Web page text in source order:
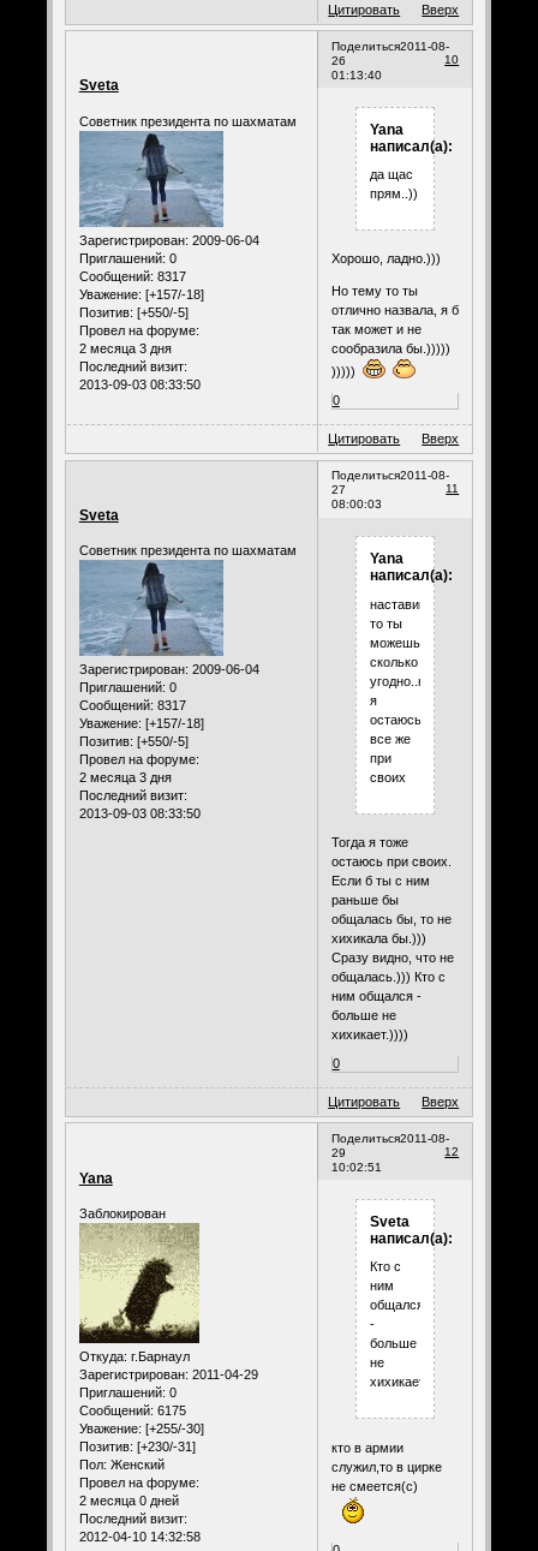
Цитировать Вверх
Поделиться
10
2011-08-
26
01:13:40
Sveta
Советник президента по шахматам
Зарегистрирован: 2009-06-04
Приглашений: 0
Сообщений: 8317
Уважение: [+157/-18]
Позитив: [+550/-5]
Провел на форуме:
2 месяца 3 дня
Последний визит:
2013-09-03 08:33:50
Yana
написал(а):
да щас
прям..))
Хорошо, ладно.)))
Но тему то ты
отлично назвала, я б
так может и не
сообразила бы.)))))
)))))
0
Цитировать Вверх
Поделиться
11
2011-08-
27
08:00:03
Sveta
Советник президента по шахматам
Зарегистрирован: 2009-06-04
Приглашений: 0
Сообщений: 8317
Уважение: [+157/-18]
Позитив: [+550/-5]
Провел на форуме:
2 месяца 3 дня
Последний визит:
2013-09-03 08:33:50
Yana
написал(а):
наставивать
то ты
можешь
сколько
угодно..но
я
остаюсь
все же
при
своих
Тогда я тоже
остаюсь при своих.
Если б ты с ним
раньше бы
общалась бы, то не
хихикала бы.)))
Сразу видно, что не
общалась.))) Кто с
ним общался -
больше не
хихикает.))))
0
Цитировать Вверх
Поделиться
12
2011-08-
29
10:02:51
Yana
Заблокирован
Откуда: г.Барнаул
Зарегистрирован: 2011-04-29
Приглашений: 0
Сообщений: 6175
Уважение: [+255/-30]
Позитив: [+230/-31]
Пол: Женский
Провел на форуме:
2 месяца 0 дней
Последний визит:
2012-04-10 14:32:58
Sveta
написал(а):
Кто с
ним
общался
-
больше
не
хихикает.))))
кто в армии
служил,то в цирке
не смеется(c)